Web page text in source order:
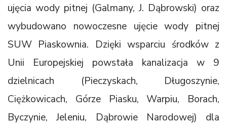
ujęcia wody pitnej (Galmany, J. Dąbrowski) oraz
wybudowano nowoczesne ujęcie wody pitnej
SUW Piaskownia. Dzięki wsparciu środków z
Unii Europejskiej powstała kanalizacja w 9
dzielnicach (Pieczyskach, Długoszynie,
Ciężkowicach, Górze Piasku, Warpiu, Borach,
Byczynie, Jeleniu, Dąbrowie Narodowej) dla